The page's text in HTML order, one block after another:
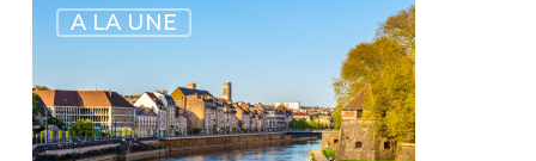
connaitre
particularités
des
grands
A LA UNE